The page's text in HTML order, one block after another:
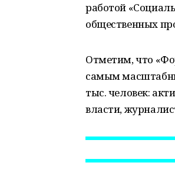
работой
общественных
Отметим, что
самым
тыс. человек:
власти,